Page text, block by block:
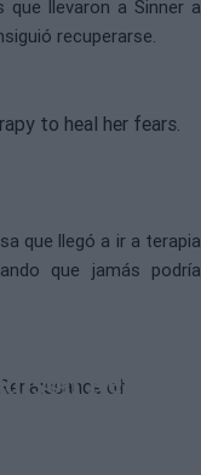
llevaron a Sinner a
recuperarse.
que llegó a ir a terapia
que jamás podría
Keys